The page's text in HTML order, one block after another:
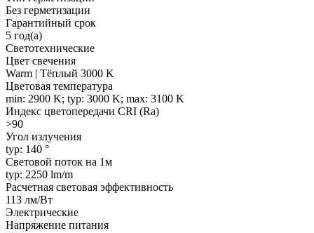
Без герметизации
Гарантийный срок
5 год(а)
Светотехнические
Цвет свечения
Warm | Тёплый 3000 K
Цветовая температура
min: 2900 K; typ: 3000 K; max: 3100 K
Индекс цветопередачи CRI (Ra)
>90
Угол излучения
typ: 140 °
Световой поток на 1м
typ: 2250 lm/m
Расчетная световая эффективность
113 лм/Вт
Электрические
Напряжение питания